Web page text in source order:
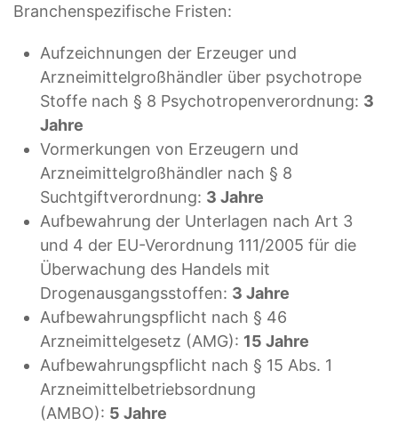
Branchenspezifische Fristen:
Aufzeichnungen der Erzeuger und
Arzneimittelgroßhändler über psychotrope
Stoffe nach § 8 Psychotropenverordnung: 3
Jahre
Vormerkungen von Erzeugern und
Arzneimittelgroßhändler nach § 8
Suchtgiftverordnung: 3 Jahre
Aufbewahrung der Unterlagen nach Art 3
und 4 der EU-Verordnung 111/2005 für die
Überwachung des Handels mit
Drogenausgangsstoffen: 3 Jahre
Aufbewahrungspflicht nach § 46
Arzneimittelgesetz (AMG): 15 Jahre
Aufbewahrungspflicht nach § 15 Abs. 1
Arzneimittelbetriebsordnung
(AMBO): 5 Jahre